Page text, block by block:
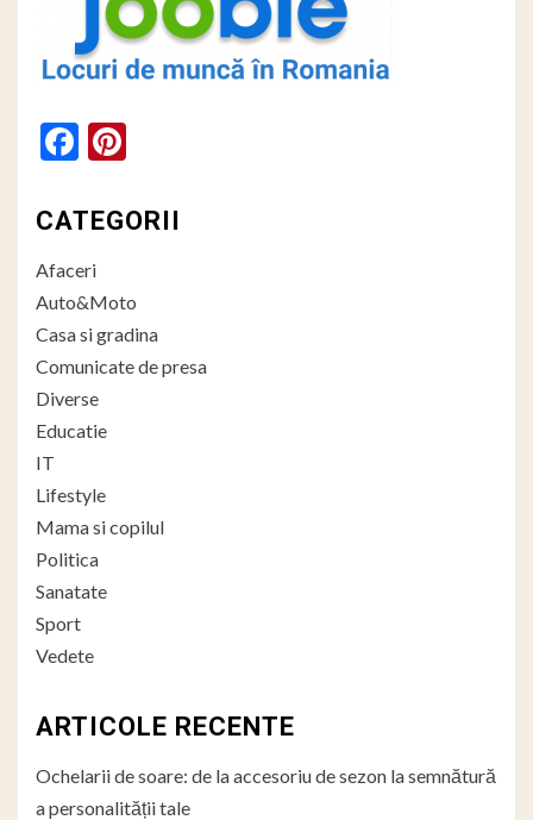
Facebook
CATEGORII
Afaceri
Auto&Moto
Casa si gradina
Comunicate de presa
Diverse
Educatie
IT
Lifestyle
Mama si copilul
Politica
Sanatate
Sport
Vedete
ARTICOLE RECENTE
Ochelarii de soare: de la accesoriu de sezon la semnătură
a personalității tale